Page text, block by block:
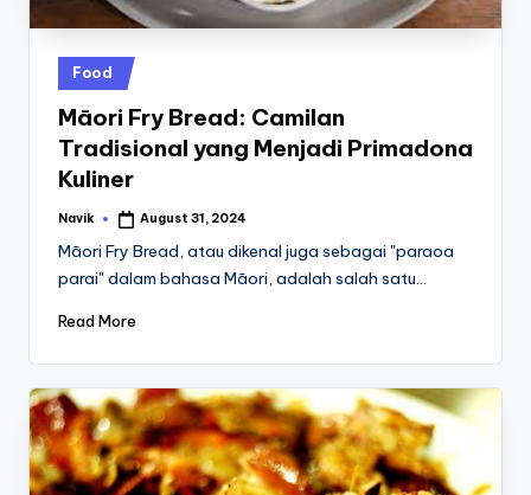
st
Posted
in
Food
Māori Fry Bread: Camilan
Tradisional yang Menjadi Primadona
Kuliner
Posted
Navik August 31, 2024
Māori Fry Bread, atau dikenal juga sebagai "paraoa
parai" dalam bahasa Māori, adalah salah satu…
Read More